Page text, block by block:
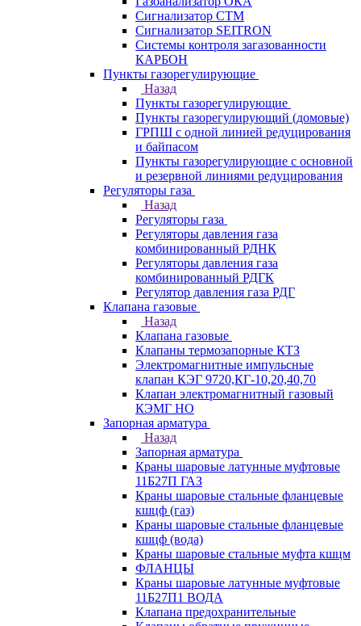
Сигнализатор СТМ
Сигнализатор SEITRON
Системы контроля загазованности
КАРБОН
Пункты газорегулирующие
Назад
Пункты газорегулирующие
Пункты газорегулирующий (домовые)
ГРПШ с одной линией редуцирования
и байпасом
Пункты газорегулирующие с основной
и резервной линиями редуцирования
Регуляторы газа
Назад
Регуляторы газа
Регуляторы давления газа
комбинированный РДНК
Регуляторы давления газа
комбинированный РДГК
Регулятор давления газа РДГ
Клапана газовые
Назад
Клапана газовые
Клапаны термозапорные КТЗ
Электромагнитные импульсные
клапан КЭГ 9720,КГ-10,20,40,70
Клапан электромагнитный газовый
КЭМГ НО
Запорная арматура
Назад
Запорная арматура
Краны шаровые латунные муфтовые
11Б27П ГАЗ
Краны шаровые стальные фланцевые
кшцф (газ)
Краны шаровые стальные фланцевые
кшцф (вода)
Краны шаровые стальные муфта кшцм
ФЛАНЦЫ
Краны шаровые латунные муфтовые
11Б27П1 ВОДА
Клапана предохранительные